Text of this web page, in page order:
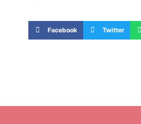
Facebook Twitter